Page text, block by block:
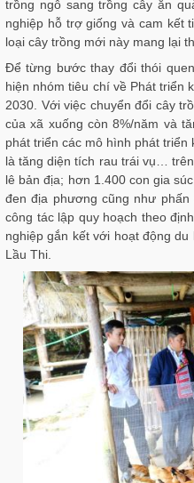
trồng ngô sang trồng cây ăn
nghiệp hỗ trợ giống và cam kết
loại cây trồng mới này mang lại
Để từng bước thay đổi thói
hiện nhóm tiêu chí về Phát triển
2030. Với việc chuyển đổi cây
của xã xuống còn 8%/năm và
phát triển các mô hình phát
là tăng diện tích rau trái vụ…
lê bản địa; hơn 1.400 con gia
đen địa phương cũng như
công tác lập quy hoạch theo
nghiệp gắn kết với hoạt động
Lầu Thi.